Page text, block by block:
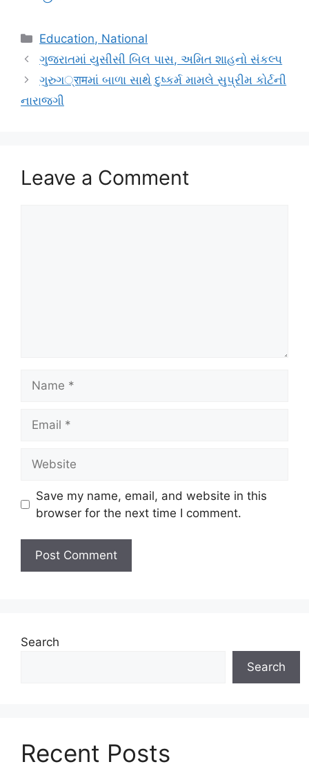
Categories
Education, National
ગુજરાતમાં યુસીસી બિલ પાસ, અમિત શાહનો સંકલ્પ
ગુરુગ्रामમાં બાળા સાથે દુષ્કર્મ મામલે સુપ્રીમ કોર્ટની
નારાજગી
Leave a Comment
Save my name, email, and website in this
browser for the next time I comment.
Search
Search
Recent Posts